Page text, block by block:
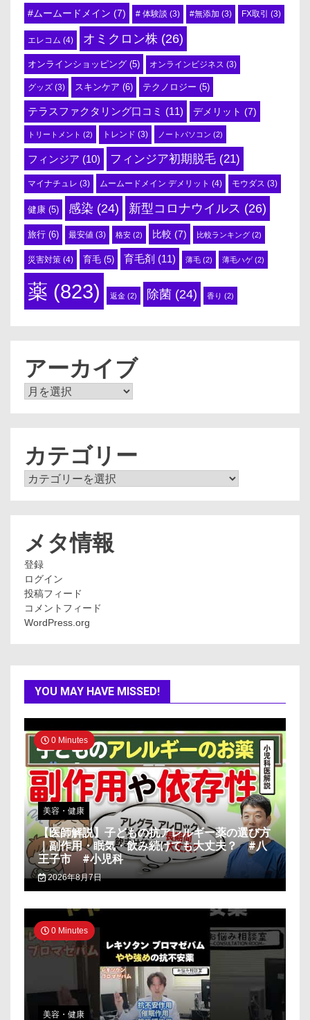
#ムームードメイン (7) # 体験談 (3) #無添加 (3) FX取引 (3)
エレコム (4) オミクロン株 (26)
オンラインショッピング (5) オンラインビジネス (3)
グッズ (3) スキンケア (6) テクノロジー (5)
テラスファクタリング口コミ (11) デメリット (7)
トリートメント (2) トレンド (3) ノートパソコン (2)
フィンジア (10) フィンジア初期脱毛 (21)
マイナチュレ (3) ムームードメイン デメリット (4) モウダス (3)
健康 (5) 感染 (24) 新型コロナウイルス (26)
旅行 (6) 最安値 (3) 格安 (2) 比較 (7) 比較ランキング (2)
災害対策 (4) 育毛 (5) 育毛剤 (11) 薄毛 (2) 薄毛ハゲ(2)
薬 (823) 返金 (2) 除菌 (24) 香り (2)
アーカイブ
ア
カテゴリー
カ
メタ情報
登録
ログイン
投稿フィード
コメントフィード
WordPress.org
YOU MAY HAVE MISSED!
0 Minutes
美容・健康
【医師解説】子どもの抗アレルギー薬の選び方
｜副作用・眠気・飲み続けても大丈夫？ #八
王子市 #小児科
2026年8月7日
0 Minutes
美容・健康